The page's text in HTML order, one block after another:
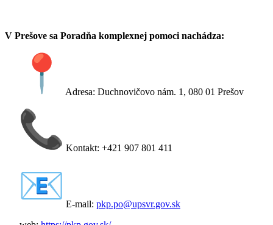
V Prešove sa Poradňa komplexnej pomoci nachádza:
Adresa: Duchnovičovo nám. 1, 080 01 Prešov
Kontakt: +421 907 801 411
E-mail: pkp.po@upsvr.gov.sk